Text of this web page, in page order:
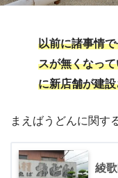
以前に諸事情
スが無くなっ
に新店舗が建
まえばうどんに関す
綾